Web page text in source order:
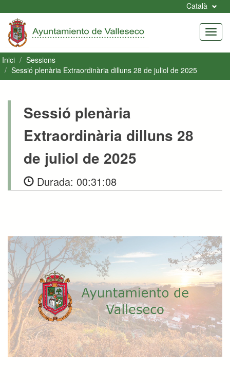
Català
Inici
Sessions
Sessió plenària Extraordinària dilluns 28 de juliol de 2025
Sessió plenària
Extraordinària dilluns 28
de juliol de 2025
Durada: 00:31:08